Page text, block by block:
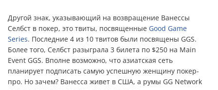
Другой знак, указывающий на возвращение Ванессы
Селбст в покер, это твиты, посвященные Good Game
Series. Последние 4 из 10 твитов были посвящены GGS.
Более того, Селбст разыграла 3 билета по $250 на Main
Event GGS. Вполне возможно, что азиатская сеть
планирует подписать самую успешную женщину покер-
про. Но зачем? Ванесса живет в США, а румы GG Network